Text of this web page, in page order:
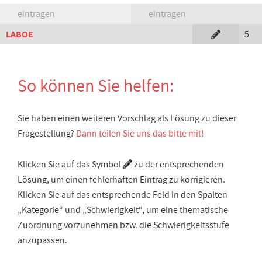
eintragen
eintragen
LABOE
5
So können Sie helfen:
Sie haben einen weiteren Vorschlag als Lösung zu dieser
Fragestellung? Dann teilen Sie uns das bitte mit!
Klicken Sie auf das Symbol
zu der entsprechenden
Lösung, um einen fehlerhaften Eintrag zu korrigieren.
Klicken Sie auf das entsprechende Feld in den Spalten
„Kategorie“ und „Schwierigkeit“, um eine thematische
Zuordnung vorzunehmen bzw. die Schwierigkeitsstufe
anzupassen.